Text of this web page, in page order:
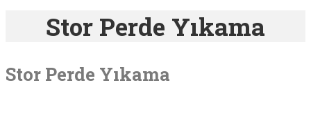
Stor Perde Yıkama
Stor Perde Yıkama